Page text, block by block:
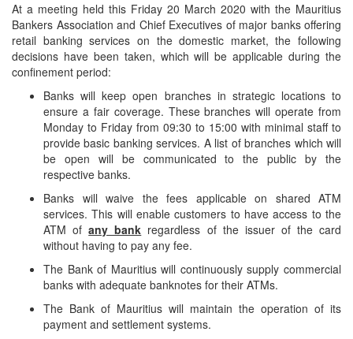
At a meeting held this Friday 20 March 2020 with the Mauritius
Bankers Association and Chief Executives of major banks offering
retail banking services on the domestic market, the following
decisions have been taken, which will be applicable during the
confinement period:
Banks will keep open branches in strategic locations to
ensure a fair coverage. These branches will operate from
Monday to Friday from 09:30 to 15:00 with minimal staff to
provide basic banking services. A list of branches which will
be open will be communicated to the public by the
respective banks.
Banks will waive the fees applicable on shared ATM
services. This will enable customers to have access to the
ATM ofany bank regardless of the issuer of the card
without having to pay any fee.
The Bank of Mauritius will continuously supply commercial
banks with adequate banknotes for their ATMs.
The Bank of Mauritius will maintain the operation of its
payment and settlement systems.